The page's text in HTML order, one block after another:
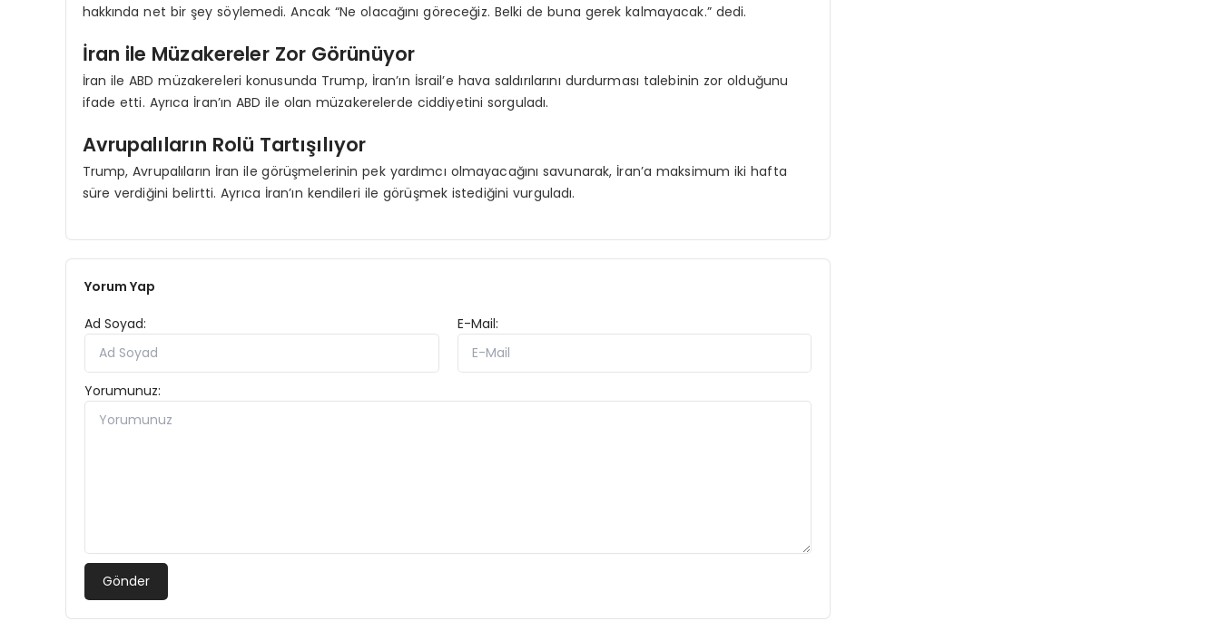
hakkında net bir şey söylemedi. Ancak “Ne olacağını göreceğiz. Belki de buna gerek kalmayacak.” dedi.
İran ile Müzakereler Zor Görünüyor
İran ile ABD müzakereleri konusunda Trump, İran’ın İsrail’e hava saldırılarını durdurması talebinin zor olduğunu
ifade etti. Ayrıca İran’ın ABD ile olan müzakerelerde ciddiyetini sorguladı.
Avrupalıların Rolü Tartışılıyor
Trump, Avrupalıların İran ile görüşmelerinin pek yardımcı olmayacağını savunarak, İran’a maksimum iki hafta
süre verdiğini belirtti. Ayrıca İran’ın kendileri ile görüşmek istediğini vurguladı.
Yorum Yap
Ad Soyad: E-Mail:
Yorumunuz:
Gönder